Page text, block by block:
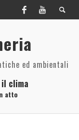
ed ambientali
il clima
atto